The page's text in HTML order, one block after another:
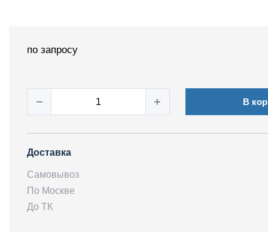
по запросу
− + В
Доставка
Самовывоз
По Москве
До ТК